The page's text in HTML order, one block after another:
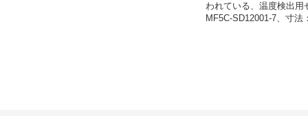
われている、温度検出用
MF5C-SD12001-7、寸